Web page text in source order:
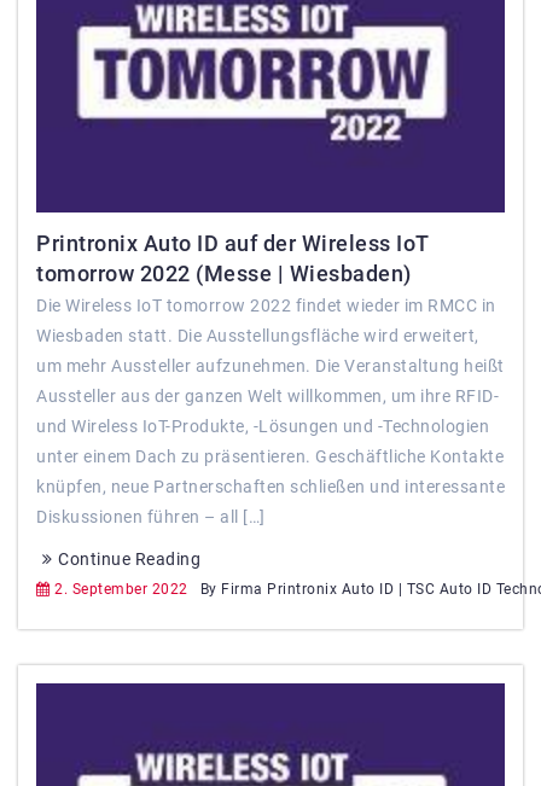
Printronix Auto ID auf der Wireless IoT
tomorrow 2022 (Messe | Wiesbaden)
Die Wireless IoT tomorrow 2022 findet wieder im RMCC in
Wiesbaden statt. Die Ausstellungsfläche wird erweitert,
um mehr Aussteller aufzunehmen. Die Veranstaltung heißt
Aussteller aus der ganzen Welt willkommen, um ihre RFID-
und Wireless IoT-Produkte, -Lösungen und -Technologien
unter einem Dach zu präsentieren. Geschäftliche Kontakte
knüpfen, neue Partnerschaften schließen und interessante
Diskussionen führen – all […]
Continue Reading
2. September 2022 By Firma Printronix Auto ID | TSC Auto ID